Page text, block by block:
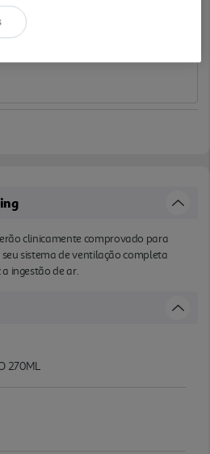
clinicamente comprovado para
sistema de ventilação completa
ingestão de ar.
270ML